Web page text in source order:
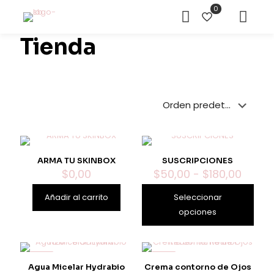
0
Tienda
ARMA TU SKINBOX
$0,00
Añadir al carrito
SUSCRIPCIONES
$50,00 - $180,00
de
Seleccionar
opciones
producto
múltiples
Agua Micelar Hydrabio
Crema contorno de Ojos